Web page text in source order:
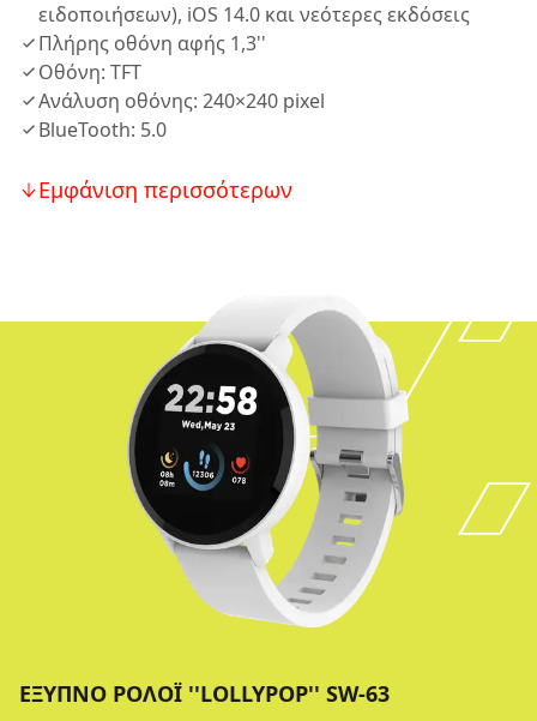
ειδοποιήσεων), iOS 14.0 και νεότερες εκδόσεις
Πλήρης οθόνη αφής 1,3''
Οθόνη: TFT
Ανάλυση οθόνης: 240×240 pixel
BlueTooth: 5.0
Εμφάνιση περισσότερων
ΈΞΥΠΝΟ ΡΟΛΌΙ ''LOLLYPOP'' SW-63